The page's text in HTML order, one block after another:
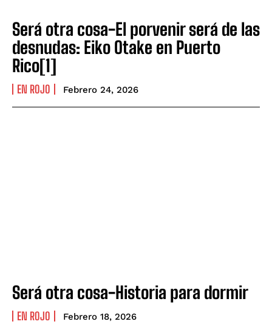
Será otra cosa-El porvenir será de las
desnudas: Eiko Otake en Puerto
Rico[1]
EN ROJO Febrero 24, 2026
Será otra cosa-Historia para dormir
EN ROJO Febrero 18, 2026